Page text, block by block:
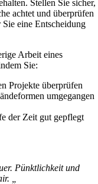
Stellen Sie sicher,
achtet und überprüfen
eine Entscheidung
Arbeit eines
Sie:
Projekte überprüfen
umgegangen
der Zeit gut gepflegt
Pünktlichkeit und
„